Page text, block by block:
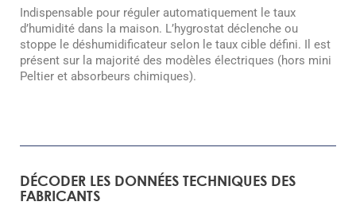
Indispensable pour réguler automatiquement le taux
d’humidité dans la maison. L’hygrostat déclenche ou
stoppe le déshumidificateur selon le taux cible défini. Il est
présent sur la majorité des modèles électriques (hors mini
Peltier et absorbeurs chimiques).
DÉCODER LES DONNÉES TECHNIQUES DES
FABRICANTS